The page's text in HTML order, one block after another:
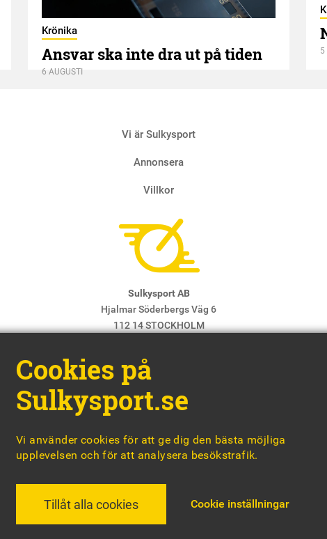
Krönika
Ansvar ska inte dra ut på tiden
6 AUGUSTI
5
Vi är Sulkysport
Annonsera
Villkor
Sulkysport AB
Hjalmar Söderbergs Väg 6
112 14 STOCKHOLM
Chefredaktör & ansvarig utgivare:
Cookies på
Sulkysport.se
Vi använder cookies för att ge dig den bästa möjliga
upplevelsen och för att analysera besökstrafik.
Tillåt alla cookies Cookie inställningar